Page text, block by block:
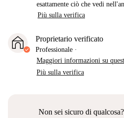
esattamente ciò che vedi
Più sulla verifica
Proprietario verificato
Professionale ·
Maggiori informazioni su
Più sulla verifica
Non sei sicuro di qualcosa?